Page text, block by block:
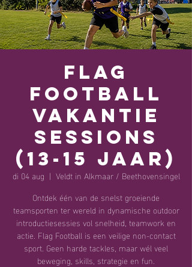
Flag
Football
Vakantie
Sessions
(13-15 jaar)
di 04 aug
  |
Veldt in Alkmaar / Beethovensingel
Ontdek één van de snelst groeiende
teamsporten ter wereld in dynamische outdoor
introductiesessies vol snelheid, teamwork en
actie. Flag Football is een veilige non-contact
sport. Geen harde tackles, maar wél veel
beweging, skills, strategie en fun.